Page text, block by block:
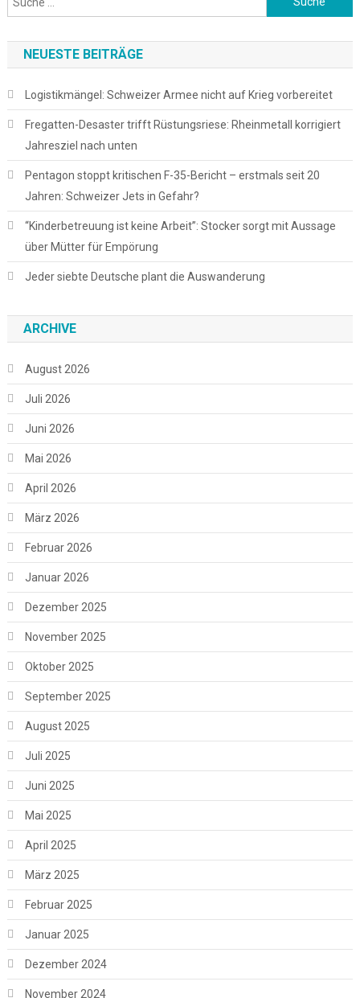
nach:
NEUESTE BEITRÄGE
Logistikmängel: Schweizer Armee nicht auf Krieg vorbereitet
Fregatten-Desaster trifft Rüstungsriese: Rheinmetall korrigiert
Jahresziel nach unten
Pentagon stoppt kritischen F-35-Bericht – erstmals seit 20
Jahren: Schweizer Jets in Gefahr?
“Kinderbetreuung ist keine Arbeit”: Stocker sorgt mit Aussage
über Mütter für Empörung
Jeder siebte Deutsche plant die Auswanderung
ARCHIVE
August 2026
Juli 2026
Juni 2026
Mai 2026
April 2026
März 2026
Februar 2026
Januar 2026
Dezember 2025
November 2025
Oktober 2025
September 2025
August 2025
Juli 2025
Juni 2025
Mai 2025
April 2025
März 2025
Februar 2025
Januar 2025
Dezember 2024
November 2024